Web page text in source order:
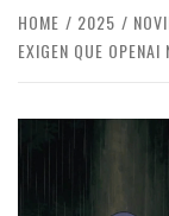
HOME 2025
EXIGEN QUE